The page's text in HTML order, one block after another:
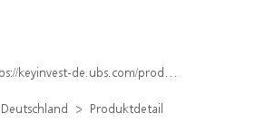
de.ubs.com/produkt/detail/index/isin/DE000WA7S1Q5
Produktdetail